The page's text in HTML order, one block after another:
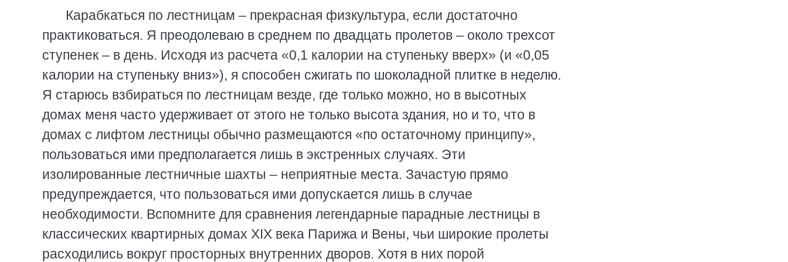
Карабкаться по лестницам – прекрасная физкультура, если достаточно
практиковаться. Я преодолеваю в среднем по двадцать пролетов – около трехсот
ступенек – в день. Исходя из расчета «0,1 калории на ступеньку вверх» (и «0,05
калории на ступеньку вниз»), я способен сжигать по шоколадной плитке в неделю.
Я старюсь взбираться по лестницам везде, где только можно, но в высотных
домах меня часто удерживает от этого не только высота здания, но и то, что в
домах с лифтом лестницы обычно размещаются «по остаточному принципу»,
пользоваться ими предполагается лишь в экстренных случаях. Эти
изолированные лестничные шахты – неприятные места. Зачастую прямо
предупреждается, что пользоваться ими допускается лишь в случае
необходимости. Вспомните для сравнения легендарные парадные лестницы в
классических квартирных домах XIX века Парижа и Вены, чьи широкие пролеты
расходились вокруг просторных внутренних дворов. Хотя в них порой